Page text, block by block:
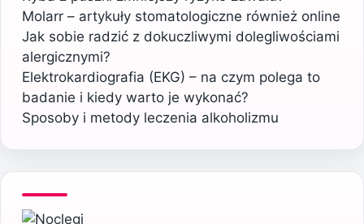
Molarr – artykuły stomatologiczne również online
Jak sobie radzić z dokuczliwymi dolegliwościami
alergicznymi?
Elektrokardiografia (EKG) – na czym polega to
badanie i kiedy warto je wykonać?
Sposoby i metody leczenia alkoholizmu